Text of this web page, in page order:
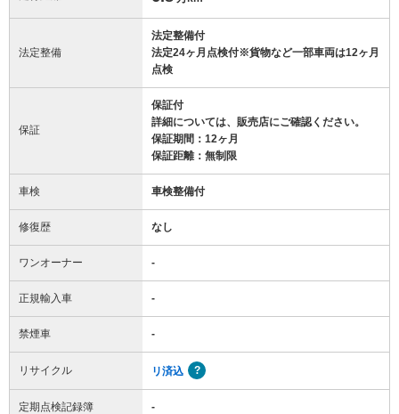
法定整備
法定整備付
法定24ヶ月点検付※貨物など一部車両は12ヶ月
点検
保証
保証付
詳細については、販売店にご確認ください。
保証期間：12ヶ月
保証距離：無制限
車検 車検整備付
修復歴 なし
ワンオーナー -
正規輸入車 -
禁煙車 -
リサイクル リ済込
定期点検記録簿 -